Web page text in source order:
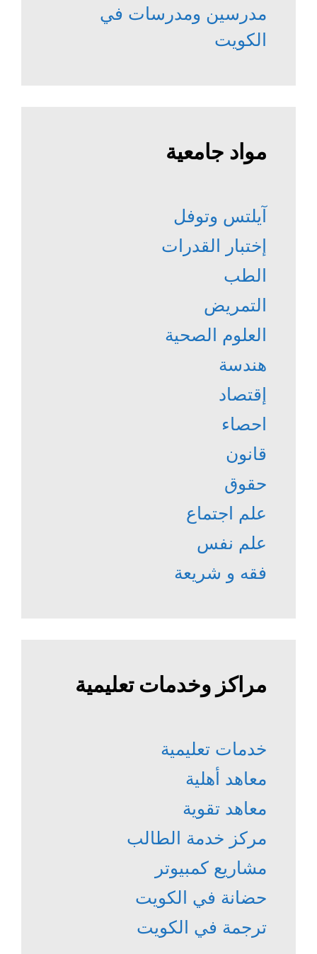
مدرسين ومدرسات في
الكويت
مواد جامعية
آيلتس وتوفل
إختبار القدرات
الطب
التمريض
العلوم الصحية
هندسة
إقتصاد
احصاء
قانون
حقوق
علم اجتماع
علم نفس
فقه و شريعة
مراكز وخدمات تعليمية
خدمات تعليمية
معاهد أهلية
معاهد تقوية
مركز خدمة الطالب
مشاريع كمبيوتر
حضانة في الكويت
ترجمة في الكويت